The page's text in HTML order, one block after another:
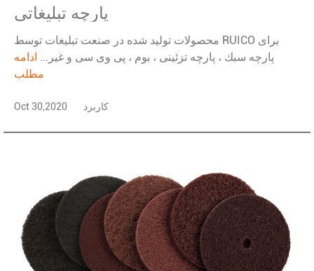
پارچه تبلیغاتی
محصولات تولید شده در صنعت تبلیغات توسط RUICO برای
پارچه سبك ، پارچه تزئینی ، بوم ، پی وی سی و غیر... ادامه
مطلب
Oct 30,2020 کاربرد